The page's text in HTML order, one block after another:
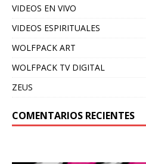
VIDEOS EN VIVO
VIDEOS ESPIRITUALES
WOLFPACK ART
WOLFPACK TV DIGITAL
ZEUS
COMENTARIOS RECIENTES